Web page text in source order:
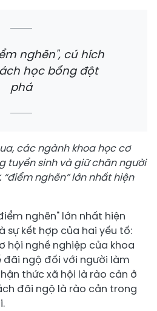
nghẽn", cú hích
học bổng đột
phá
các ngành khoa học cơ
tuyển sinh và giữ chân người
“điểm nghẽn” lớn nhất hiện
nghẽn" lớn nhất hiện
sự kết hợp của hai yếu tố:
hội nghề nghiệp của khoa
đãi ngộ đối với người làm
thức xã hội là rào cản ở
đãi ngộ là rào cản trong